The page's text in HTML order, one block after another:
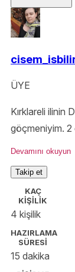
ÜYE
Kırklareli ilinin
göçmeniyim. 2
şirketlerde
için hobi
@Hikayeli
Devamını okuyun
Takip et
KAÇ
KİŞİLİK
4 kişilik
HAZIRLAMA
SÜRESİ
15 dakika